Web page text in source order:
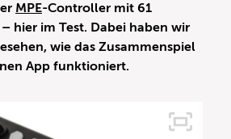
MPE-Controller mit 61
hier im Test. Dabei haben wir
wie das Zusammenspiel
App funktioniert.